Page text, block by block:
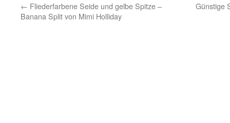
← Fliederfarbene Seide und gelbe Spitze –
Banana Split von Mimi Holliday
Günstige